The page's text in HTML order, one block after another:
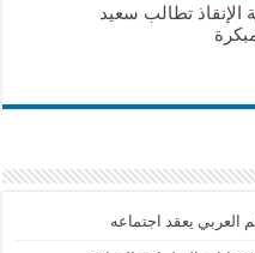
الإقبال 8.8% وجبهة الإنقاذ تطالب سعيد
العربي يعقد اجتماعه